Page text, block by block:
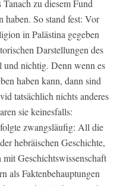
zu diesem Fund
haben. So stand fest: Vor
in Palästina gegeben
Darstellungen des
und nichtig. Denn wenn es
haben kann, dann sind
tatsächlich nichts anderes
sie keinesfalls:
zwangsläufig: All die
hebräischen Geschichte,
Geschichtswissenschaft
als Faktenbehauptungen